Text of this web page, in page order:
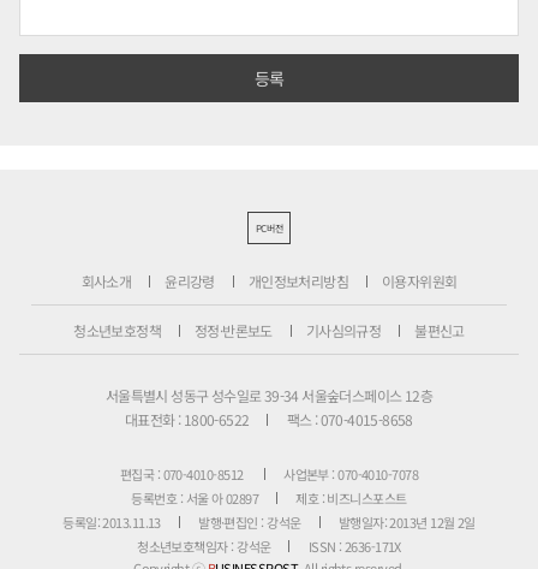
PC버전
회사소개 윤리강령 개인정보처리방침 이용자위원회
청소년보호정책 정정·반론보도 기사심의규정 불편신고
서울특별시 성동구 성수일로 39-34 서울숲더스페이스 12층
대표전화 : 1800-6522
팩스 : 070-4015-8658
편집국 : 070-4010-8512
사업본부 : 070-4010-7078
등록번호 : 서울 아 02897
제호 : 비즈니스포스트
등록일: 2013.11.13
발행·편집인 : 강석운
발행일자: 2013년 12월 2일
청소년보호책임자 : 강석운
ISSN : 2636-171X